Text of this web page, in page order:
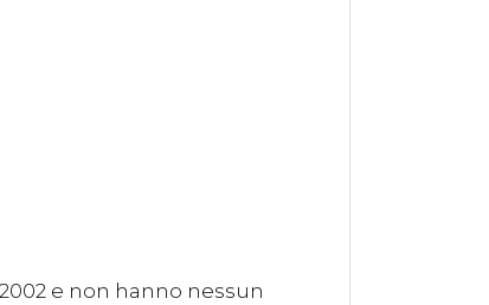
e non hanno nessun